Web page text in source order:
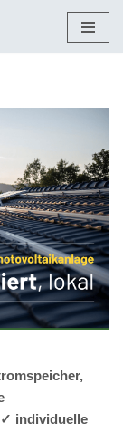
individuelle